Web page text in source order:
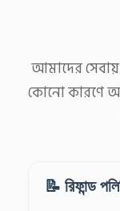
আমাদের
কোনো কারণে
📝 রিফান্ড